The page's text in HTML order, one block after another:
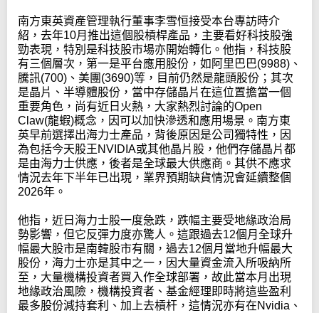
南方東英資產管理執行董事李雪恒接受本台專訪時介
紹，去年10月推出這個股槓桿產品，主要看好科技股強
勁表現，特別是科技股市場亦開始轉化。他指，科技股
有三個層次，第一是平台應用股份，如阿里巴巴(9988)、
騰訊(700)、美團(3690)等，目前仍然是龍頭股份；其次
是晶片、半導體股份，當中存儲晶片在這位置擔當一個
重要角色，尚有近日火熱，大家熱烈討論的Open
Claw(龍蝦)概念，因可以加快滲透和應用場景。南方東
英早前選擇出海力士產品，背後原因是公司獨特性，因
為包括今天股王NVIDIA或其他晶片股，他們存儲晶片都
是由海力士供應，後者是全球最大供應商。其供不應求
情況去年下半年已出現，業界預期缺貨情況會延續整個
2026年。
他指，近日海力士股一度急跌，跌幅主要受地緣政治局
勢影響，但它反彈力度亦驚人。這跟過去12個月全球升
幅最大股市是南韓股市有關，過去12個月當地升幅最大
股份，海力士亦是其中之一，因大量資金流入所吸納所
至，大量機構投資者買入作全球部署，故此當本月出現
地緣政治風險，機構投資者、基金經理即時將這些盈利
最多股份減持套利、加上去槓杆，這情況亦有在Nvidia、